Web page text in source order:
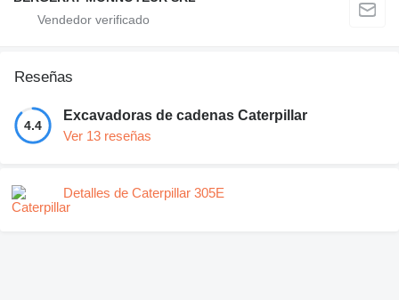
Reseñas
4.4
Excavadoras de cadenas Caterpillar
Ver 13 reseñas
Detalles de Caterpillar 305E